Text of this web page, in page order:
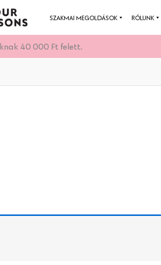
SZAKMAI MEGOLDÁSOK RÓLUNK
40 000 Ft felett.